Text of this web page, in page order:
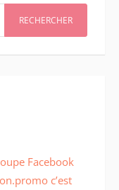
RECHERCHER
Facebook
c’est